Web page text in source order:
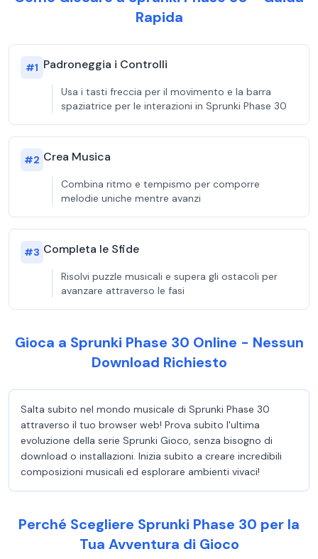
Rapida
#1 Padroneggia i Controlli
Usa i tasti freccia per il movimento e la barra
spaziatrice per le interazioni in Sprunki Phase 30
#2 Crea Musica
Combina ritmo e tempismo per comporre
melodie uniche mentre avanzi
#3 Completa le Sfide
Risolvi puzzle musicali e supera gli ostacoli per
avanzare attraverso le fasi
Gioca a Sprunki Phase 30 Online - Nessun
Download Richiesto
Salta subito nel mondo musicale di Sprunki Phase 30
attraverso il tuo browser web! Prova subito l'ultima
evoluzione della serie Sprunki Gioco, senza bisogno di
download o installazioni. Inizia subito a creare incredibili
composizioni musicali ed esplorare ambienti vivaci!
Perché Scegliere Sprunki Phase 30 per la
Tua Avventura di Gioco